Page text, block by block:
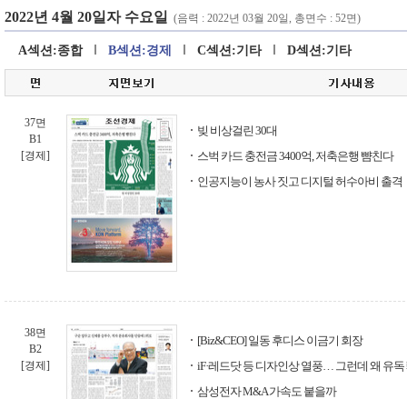
A섹션:종합 B섹션:경제 C섹션:기타 D섹션:기타
37면
B1
[경제]
빚 비상걸린 30대
스벅 카드 충전금 3400억, 저축은행 뺨친다
인공지능이 농사 짓고 디지털 허수아비 출격
38면
B2
[경제]
[Biz&CEO] 일동 후디스 이금기 회장
iF·레드닷 등 디자인상 열풍… 그런데 왜 유독
삼성전자 M&A 가속도 붙을까